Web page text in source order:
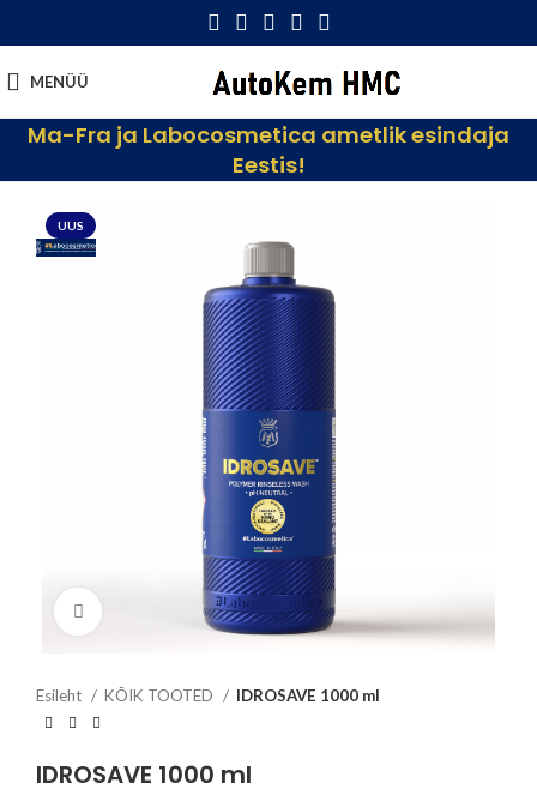
MENÜÜ
Ma-Fra ja Labocosmetica ametlik esindaja
Eestis!
UUS
Click to enlarge
Esileht KÕIK TOOTED IDROSAVE 1000 ml
IDROSAVE 1000 ml